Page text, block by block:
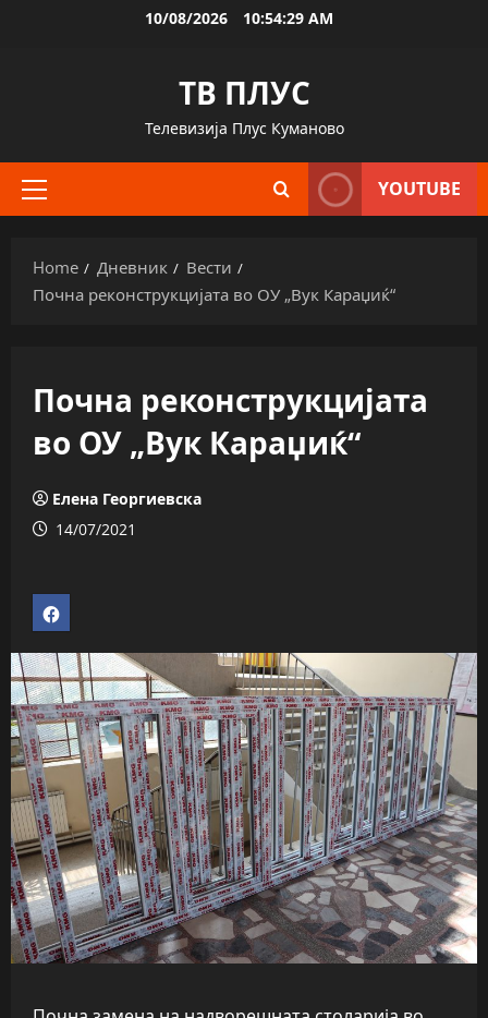
10/08/2026 10:54:30 AM
ТВ ПЛУС
Телевизија Плус Куманово
Primary
YOUTUBE
Home Дневник
Вести
Почна реконструкцијата во ОУ „Вук Караџиќ“
Почна реконструкцијата
во ОУ „Вук Караџиќ“
Елена Георгиевска
14/07/2021